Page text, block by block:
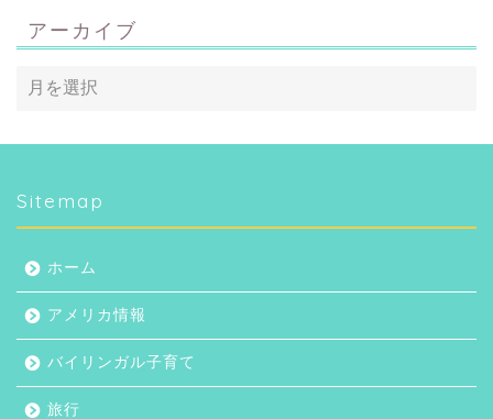
アーカイブ
Sitemap
ホーム
アメリカ情報
バイリンガル子育て
旅行